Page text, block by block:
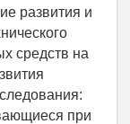
развития и
средств на
при